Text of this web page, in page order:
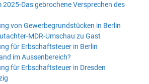
Das gebrochene Versprechen des
von Gewerbegrundstücken in Berlin
MDR-Umschau zu Gast
für Erbschaftsteuer in Berlin
im Aussenbereich?
für Erbschaftsteuer in Dresden